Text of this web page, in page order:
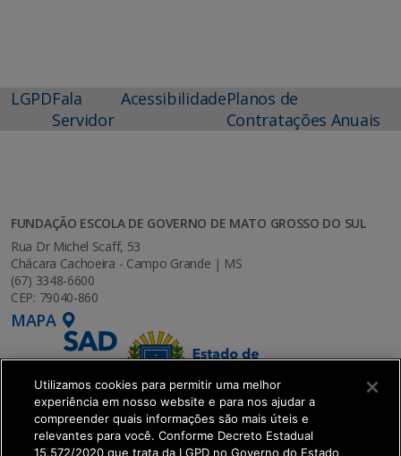
LGPDFala
Servidor
AcessibilidadePlanos de
Contratações Anuais
FUNDAÇÃO ESCOLA DE GOVERNO DE MATO GROSSO DO SUL
Rua Dr Michel Scaff, 53
Chácara Cachoeira - Campo Grande | MS
(67) 3348-6600
CEP: 79040-860
MAPA
Utilizamos cookies para permitir uma melhor
experiência em nosso website e para nos ajudar a
compreender quais informações são mais úteis e
relevantes para você. Conforme Decreto Estadual
15.572/2020 que trata da LGPD no Governo do Estado